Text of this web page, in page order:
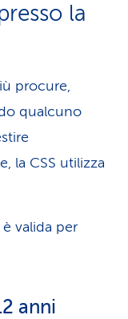
la
procure,
qualcuno
la CSS utilizza
valida per
anni